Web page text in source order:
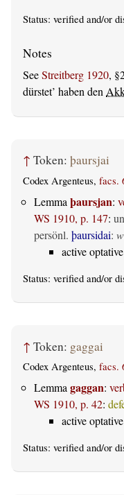
Status: verified and/or
SeeStreitberg 1920,
dürstet’ haben den
↑ Token: þaursjai
Codex Argenteus, facs.
Lemma þaursjan:
WS 1910, p. 147:
persönl. þaursidai:
active
Status: verified and/or
↑ Token: gaggai
Codex Argenteus, facs.
Lemma gaggan:
WS 1910, p. 42:
active
Status: verified and/or